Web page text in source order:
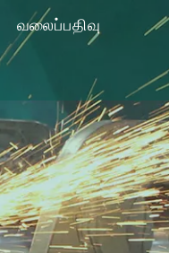
வலைப்பதிவு